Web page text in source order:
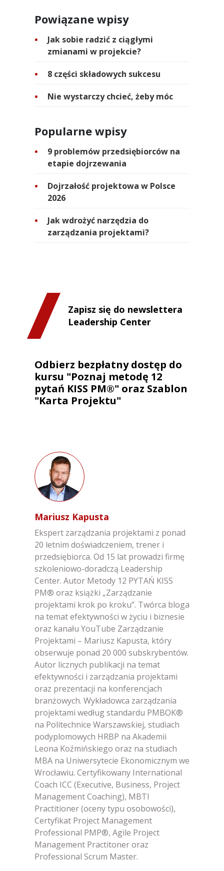
Powiązane wpisy
Jak sobie radzić z ciągłymi
zmianami w projekcie?
8 części składowych sukcesu
Nie wystarczy chcieć, żeby móc
Popularne wpisy
9 problemów przedsiębiorców na
etapie dojrzewania
Dojrzałość projektowa w Polsce
2026
Jak wdrożyć narzędzia do
zarządzania projektami?
Zapisz się do newslettera
Leadership Center
Odbierz bezpłatny dostęp do
kursu "Poznaj metodę 12
pytań KISS PM®" oraz Szablon
"Karta Projektu"
Mariusz Kapusta
Ekspert zarządzania projektami z ponad
20 letnim doświadczeniem, trener i
przedsiębiorca. Od 15 lat prowadzi firmę
szkoleniowo-doradczą Leadership
Center. Autor Metody 12 PYTAŃ KISS
PM® oraz książki „Zarządzanie
projektami krok po kroku”. Twórca bloga
na temat efektywności w życiu i biznesie
oraz kanału YouTube Zarządzanie
Projektami – Mariusz Kapusta, który
obserwuje ponad 20 000 subskrybentów.
Autor licznych publikacji na temat
efektywności i zarządzania projektami
oraz prezentacji na konferencjach
branżowych. Wykładowca zarządzania
projektami według standardu PMBOK®
na Politechnice Warszawskiej, studiach
podyplomowych HRBP na Akademii
Leona Koźmińskiego oraz na studiach
MBA na Uniwersytecie Ekonomicznym we
Wrocławiu. Certyfikowany International
Coach ICC (Executive, Business, Project
Management Coaching), MBTI
Practitioner (oceny typu osobowości),
Certyfikat Project Management
Professional PMP®, Agile Project
Management Practitoner oraz
Professional Scrum Master.